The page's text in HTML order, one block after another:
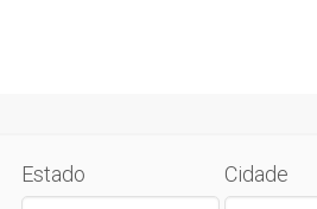
Estado Cidade